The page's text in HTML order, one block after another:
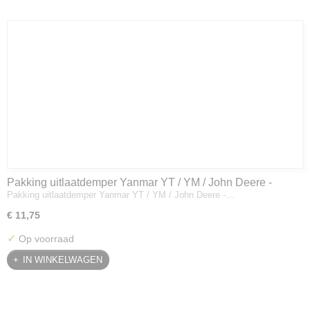
Pakking uitlaatdemper Yanmar YT / YM / John Deere -
128300-13230
Pakking uitlaatdemper Yanmar YT / YM / John Deere -…
€ 11,75
✓ Op voorraad
IN WINKELWAGEN